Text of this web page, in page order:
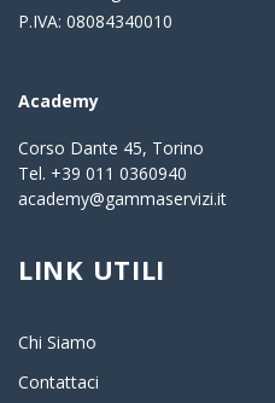
P.IVA: 08084340010
Academy
Corso Dante 45, Torino
Tel. +39 011 0360940
academy@gammaservizi.it
LINK UTILI
Chi Siamo
Contattaci